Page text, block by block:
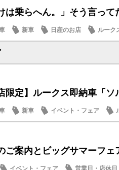
は乗らへん。」そう言っ
新車 日産のお店 ルーク
限定】ルークス即納車「
新車 イベント・フェア
ご案内とビッグサマーフェ
イベント・フェア 営業日・店休日